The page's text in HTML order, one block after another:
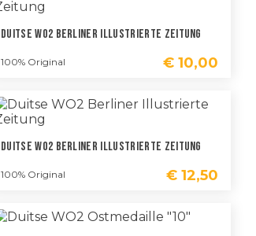
Duitse WO2 Berliner Illustrierte Zeitung
100% Original € 10,00
Duitse WO2 Berliner Illustrierte Zeitung
100% Original € 12,50